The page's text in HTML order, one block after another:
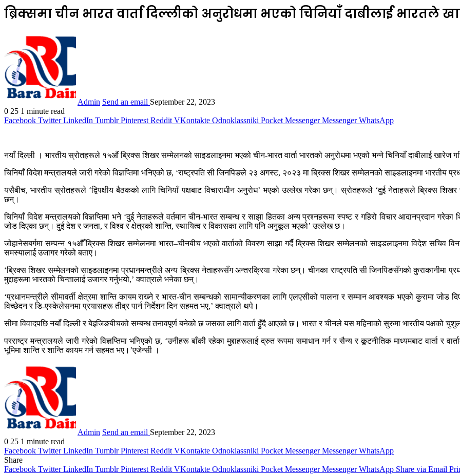
ब्रिक्समा चीन भारत वार्ता दिल्लीको अनुरोधमा भएको चिनियाँ दाबीलाई भारतले
Admin Send an email September 22, 2023
0 25 1 minute read
Facebook Twitter LinkedIn Tumblr Pinterest Reddit VKontakte Odnoklassniki Pocket Messenger Messenger WhatsApp
नयाँ दिल्ली । भारतीय स्रोतहरूले १५औं ब्रिक्स शिखर सम्मेलनको साइडलाइनमा भएको चीन-भारत वार्ता भारतको अनुरोधमा भएको भन्‍ने चिनियाँ दाबीलाई खारेज
चिनियाँ विदेश मन्त्रालयले जारी गरेको विज्ञप्तिमा भनिएको छ, ‘राष्ट्रपति सी जिनपिङले २३ अगस्ट, २०२३ मा ब्रिक्स शिखर सम्मेलनको साइडलाइनमा भारतीय
यसैबीच, भारतीय स्रोतहरूले ‘द्विपक्षीय बैठकको लागि चिनियाँ पक्षबाट विचाराधीन अनुरोध’ भएको उल्लेख गरेका छन्। स्रोतहरूले ‘दुई नेताहरूले ब्रिक्स
छन्।
चिनियाँ विदेश मन्त्रालयको विज्ञप्तिमा भने ‘दुई नेताहरूले वर्तमान चीन-भारत सम्बन्ध र साझा हितका अन्य प्रश्नहरूमा स्पष्ट र गहिरो विचार आदानप्रदान गरेका
जोड दिएका छन्। दुई देश र जनता, र विश्व र क्षेत्रको शान्ति, स्थायित्व र विकासका लागि पनि अनुकूल भएको’ उल्लेख छ।
जोहानेसबर्गमा सम्पन्न १५औँ ब्रिक्स शिखर सम्मेलनमा भारत–चीनबीच भएको वार्ताको विवरण साझा गर्दै ब्रिक्स शिखर सम्मेलनको साइडलाइनमा विदेश सचिव
समस्यालाई उजागर गरेको बताए।
‘ब्रिक्स शिखर सम्मेलनको साइडलाइनमा प्रधानमन्त्रीले अन्य ब्रिक्स नेताहरूसँग अन्तरक्रिया गरेका छन्। चीनका राष्ट्रपति सी जिनपिङसँगको कुराकानीमा
मुद्दाहरूमा भारतको चिन्तालाई उजागर गर्नुभयो,’ क्वात्राले भनेका छन्।
‘प्रधानमन्त्रीले सीमावर्ती क्षेत्रमा शान्ति कायम राख्‍ने र भारत-चीन सम्बन्धको सामान्यीकरणका लागि एलएसीको पालना र सम्मान आवश्यक भएको कुरामा
विच्छेदन र डि-एस्केलेसनमा प्रयासहरू तीव्र पार्न निर्देशन दिन सहमत भए,’ क्वात्राले थपे।
सीमा विवादपछि नयाँ दिल्ली र बेइजिङबीचको सम्बन्ध तनावपूर्ण बनेको छ जसका लागि वार्ता हुँदै आएको छ। भारत र चीनले यस महिनाको सुरुमा भारतीय पक्षको
परराष्ट्र मन्त्रालयले जारी गरेको विज्ञप्तिमा भनिएको छ, ‘उनीहरू बाँकी रहेका मुद्दाहरूलाई द्रुत रूपमा समाधान गर्न र सैन्य र कूटनीतिक माध्यमबाट वार्ता र
भूमिमा शान्ति र शान्ति कायम गर्न सहमत भए।’एजेन्सी ।
Admin Send an email September 22, 2023
0 25 1 minute read
Facebook Twitter LinkedIn Tumblr Pinterest Reddit VKontakte Odnoklassniki Pocket Messenger Messenger WhatsApp
Share
Facebook Twitter LinkedIn Tumblr Pinterest Reddit VKontakte Odnoklassniki Pocket Messenger Messenger WhatsApp Share via Email